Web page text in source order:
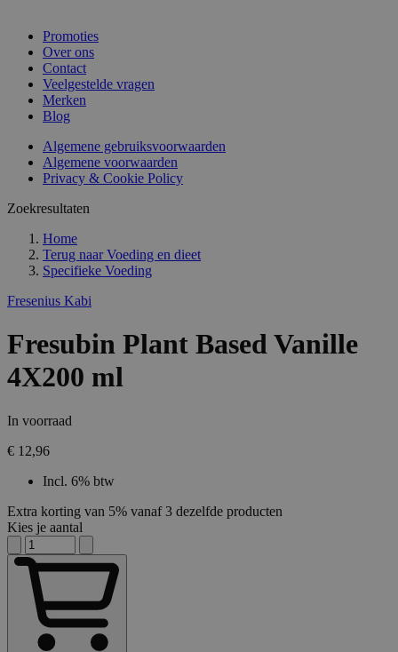
Promoties
Over ons
Contact
Veelgestelde vragen
Merken
Blog
Algemene gebruiksvoorwaarden
Algemene voorwaarden
Privacy & Cookie Policy
Zoekresultaten
Home
Terug naar Voeding en dieet
Specifieke Voeding
Fresenius Kabi
Fresubin Plant Based Vanille
4X200 ml
In voorraad
€ 12,96
Incl. 6% btw
Extra korting van 5% vanaf 3 dezelfde producten
Kies je aantal